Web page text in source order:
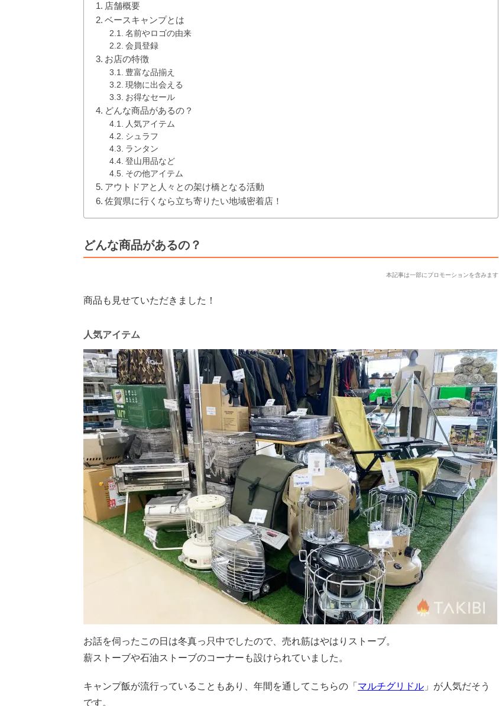
店舗概要
ベースキャンプとは
名前やロゴの由来
会員登録
お店の特徴
豊富な品揃え
現物に出会える
お得なセール
どんな商品があるの？
人気アイテム
シュラフ
ランタン
登山用品など
その他アイテム
アウトドアと人々との架け橋となる活動
佐賀県に行くなら立ち寄りたい地域密着店！
どんな商品があるの？
本記事は一部にプロモーションを含みます
商品も見せていただきました！
人気アイテム
お話を伺ったこの日は冬真っ只中でしたので、売れ筋はやはりストーブ。
薪ストーブや石油ストーブのコーナーも設けられていました。
キャンプ飯が流行っていることもあり、年間を通してこちらの「 マルチグリドル 」が人気だそう
です。